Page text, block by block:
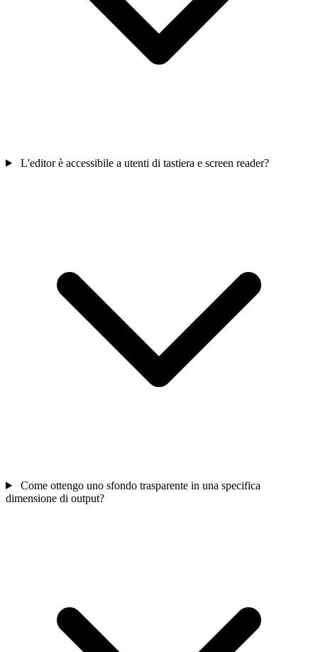
L'editor è accessibile a utenti di tastiera e screen reader?
Come ottengo uno sfondo trasparente in una specifica
dimensione di output?